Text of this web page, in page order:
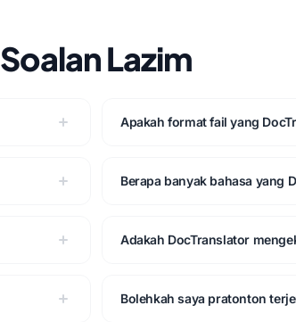
Soalan Lazim
Apakah format fail yang
Berapa banyak bahasa yang
Adakah DocTranslator
Bolehkah saya pratonton